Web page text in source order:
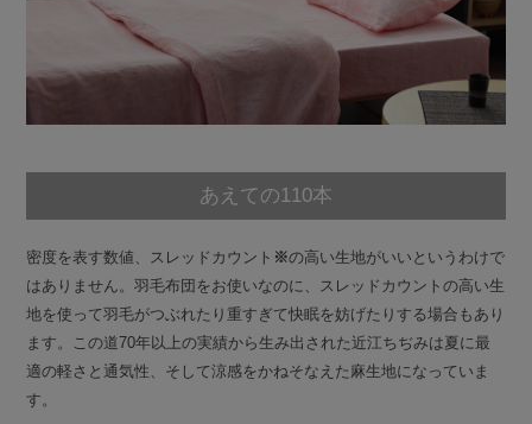
あえての110本
密度を表す数値、スレッドカウント ※の高い生地がいいというわけで
はありません。羽毛布団をお使いなのに、スレッドカウントの高い生
地を使って羽毛がつぶれたり重すぎて快眠を妨げたりする場合もあり
ます。この道70年以上の実績から生み出された近江ちぢみは夏に最
適の軽さと通気性、そして涼感をかねそなえた麻生地になっていま
す。